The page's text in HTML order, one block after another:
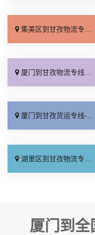
集美区到甘孜物流专线_送货上门「全境到达」
厦门到甘孜物流专线_直通专线「计费标准」
厦门到甘孜货运专线-厦门到甘孜物流公司_快速响应「快速直达」
湖里区到甘孜物流专线_全境派送「资质齐全」
厦门到全